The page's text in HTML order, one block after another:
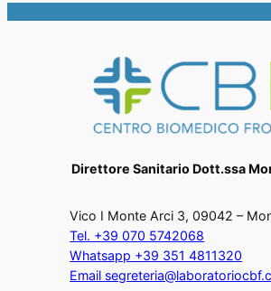
Direttore Sanitario Dott.ssa
Vico I Monte Arci 3, 09042 –
Tel. +39 070 5742068
Whatsapp +39 351 4811320
Email